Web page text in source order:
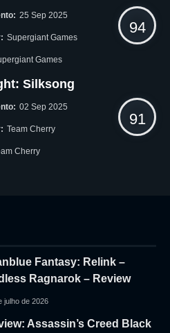
25 Sep 2025
Supergiant Games
Games
94
Silksong
02 Sep 2025
Team Cherry
Cherry
91
Fantasy: Relink –
Ragnarok – Review
julho de 2026
Assassin’s Creed Black